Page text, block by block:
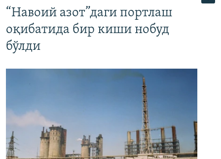
“Навоий азот”даги портлаш
оқибатида бир киши нобуд
бўлди